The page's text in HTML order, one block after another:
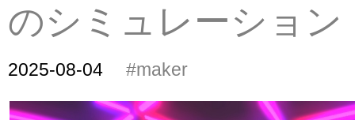
のシミュレーション
2025-08-04 #maker